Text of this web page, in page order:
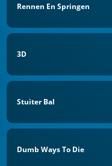
Rennen En Springen
3D
Stuiter Bal
Dumb Ways To Die